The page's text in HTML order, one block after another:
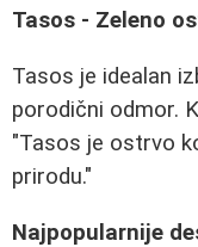
Tasos - Zeleno
Tasos je idealan
porodični odmor.
"Tasos je ostrvo
prirodu."
Najpopularnije